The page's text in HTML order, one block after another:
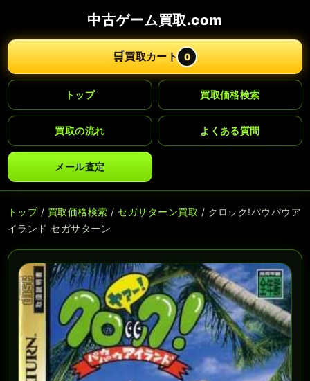
中古ゲーム買取.com
🛒買取カート 0
トップ 買取価格検索
買取の流れ よくある質問
メール査定
トップ/ 買取価格検索 / セガサターン買取 / クロック!パウパウア
イランド セガサターン